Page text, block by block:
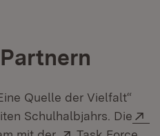
Quelle der Vielfalt“
Schulhalbjahrs. Die
Extern: